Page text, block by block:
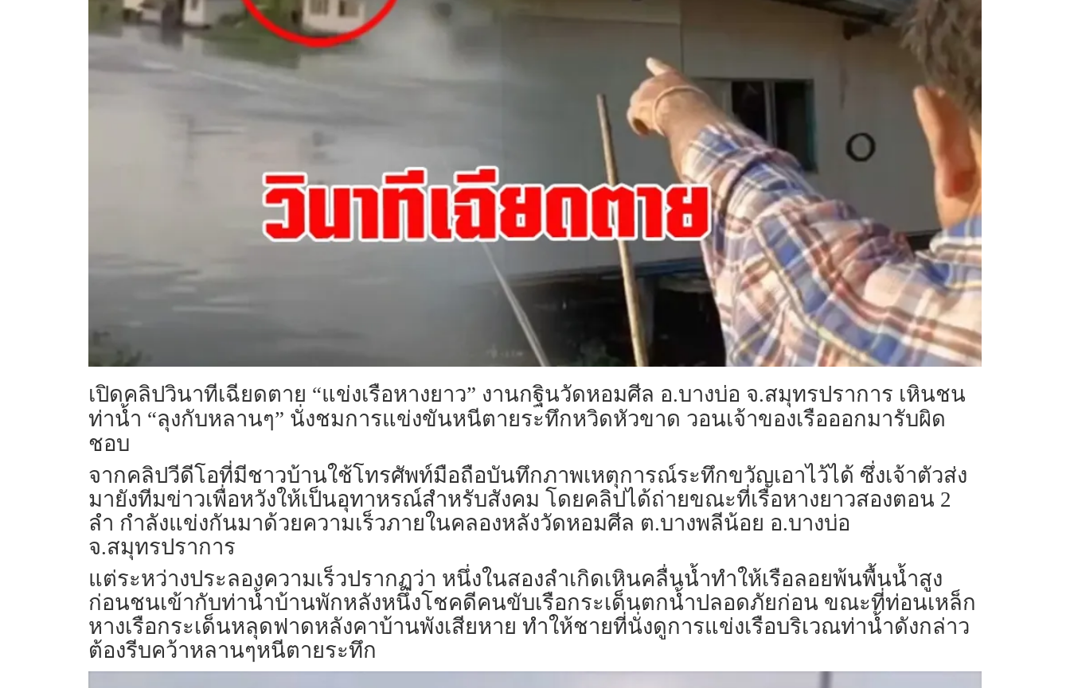
เปิดคลิปวินาทีเฉียดตาย “แข่งเรือหางยาว” งานกฐินวัดหอมศีล อ.บางบ่อ จ.สมุทรปราการ เหินชน
ท่าน้ำ “ลุงกับหลานๆ” นั่งชมการแข่งขันหนีตายระทึกหวิดหัวขาด วอนเจ้าของเรือออกมารับผิด
ชอบ
จากคลิปวีดีโอที่มีชาวบ้านใช้โทรศัพท์มือถือบันทึกภาพเหตุการณ์ระทึกขวัญเอาไว้ได้ ซึ่งเจ้าตัวส่ง
มายังทีมข่าวเพื่อหวังให้เป็นอุทาหรณ์สำหรับสังคม โดยคลิปได้ถ่ายขณะที่เรือหางยาวสองตอน 2
ลำ กำลังแข่งกันมาด้วยความเร็วภายในคลองหลังวัดหอมศีล ต.บางพลีน้อย อ.บางบ่อ
จ.สมุทรปราการ
แต่ระหว่างประลองความเร็วปรากฏว่า หนึ่งในสองลำเกิดเหินคลื่นน้ำทำให้เรือลอยพ้นพื้นน้ำสูง
ก่อนชนเข้ากับท่าน้ำบ้านพักหลังหนึ่งโชคดีคนขับเรือกระเด็นตกน้ำปลอดภัยก่อน ขณะที่ท่อนเหล็ก
หางเรือกระเด็นหลุดฟาดหลังคาบ้านพังเสียหาย ทำให้ชายที่นั่งดูการแข่งเรือบริเวณท่าน้ำดังกล่าว
ต้องรีบคว้าหลานๆหนีตายระทึก